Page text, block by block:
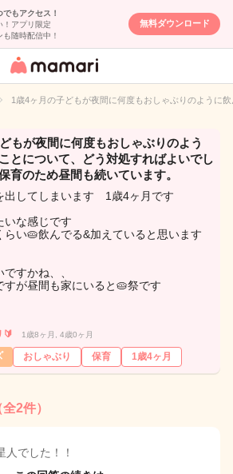
でもアクセス！
！アプリ限定
も随時配信中！
無料ダウンロード
女性専用匿名QA
イト
1歳4ヶ月の子どもが夜間に何度もおしゃぶりのように
もが夜間に何度もおしゃぶりのよう
とについて、どう対処すればよいでし
育のため昼間も続いています。
出してしまいます 1歳4ヶ月です
いな感じです
らい🥧飲んでる&加えていると思います
すかね、、
すが昼間も家にいると🥧祭です
🔰 1歳8ヶ月, 4歳0ヶ月
おしゃぶり 保育 1歳4ヶ月
全2件）
人でした！！